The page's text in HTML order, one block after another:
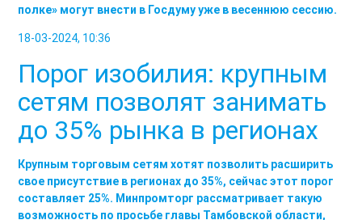
полке» могут внести в Госдуму уже в весеннюю сессию.
18-03-2024, 10:36
Порог изобилия: крупным
сетям позволят занимать
до 35% рынка в регионах
Крупным торговым сетям хотят позволить расширить
свое присутствие в регионах до 35%, сейчас этот порог
составляет 25%. Минпромторг рассматривает такую
возможность по просьбе главы Тамбовской области,